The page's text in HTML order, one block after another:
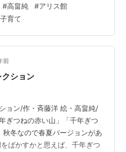
ルでポップな絵が合わさり、
が生まれます。 親子で笑える
すめの一冊です。 どうぶつし
じ・対象年齢・見どころレビ
そくてい…
#高畠純 #アリス館
育て
前
ション
ョン/作・斉藤洋 絵・高畠純/
ぎつねの赤い山」「千年ぎつ
冬なので春夏バージョンがあ
ばかすかと思えば、千年ぎつ